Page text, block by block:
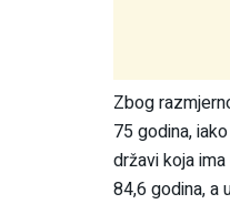
Zbog
75 godina,
državi koja
84,6 godina, a